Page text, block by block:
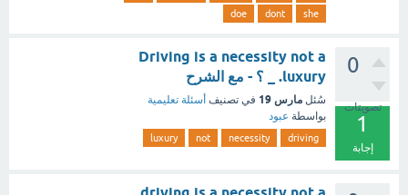
she
dont
doe
0
تصويتات
1
إجابة
Driving is a necessity not a
luxury. _ ؟ - مع الشرح
سُئل مارس 19 في تصنيف أسئلة تعليمية
بواسطة عبود
driving
necessity
not
luxury